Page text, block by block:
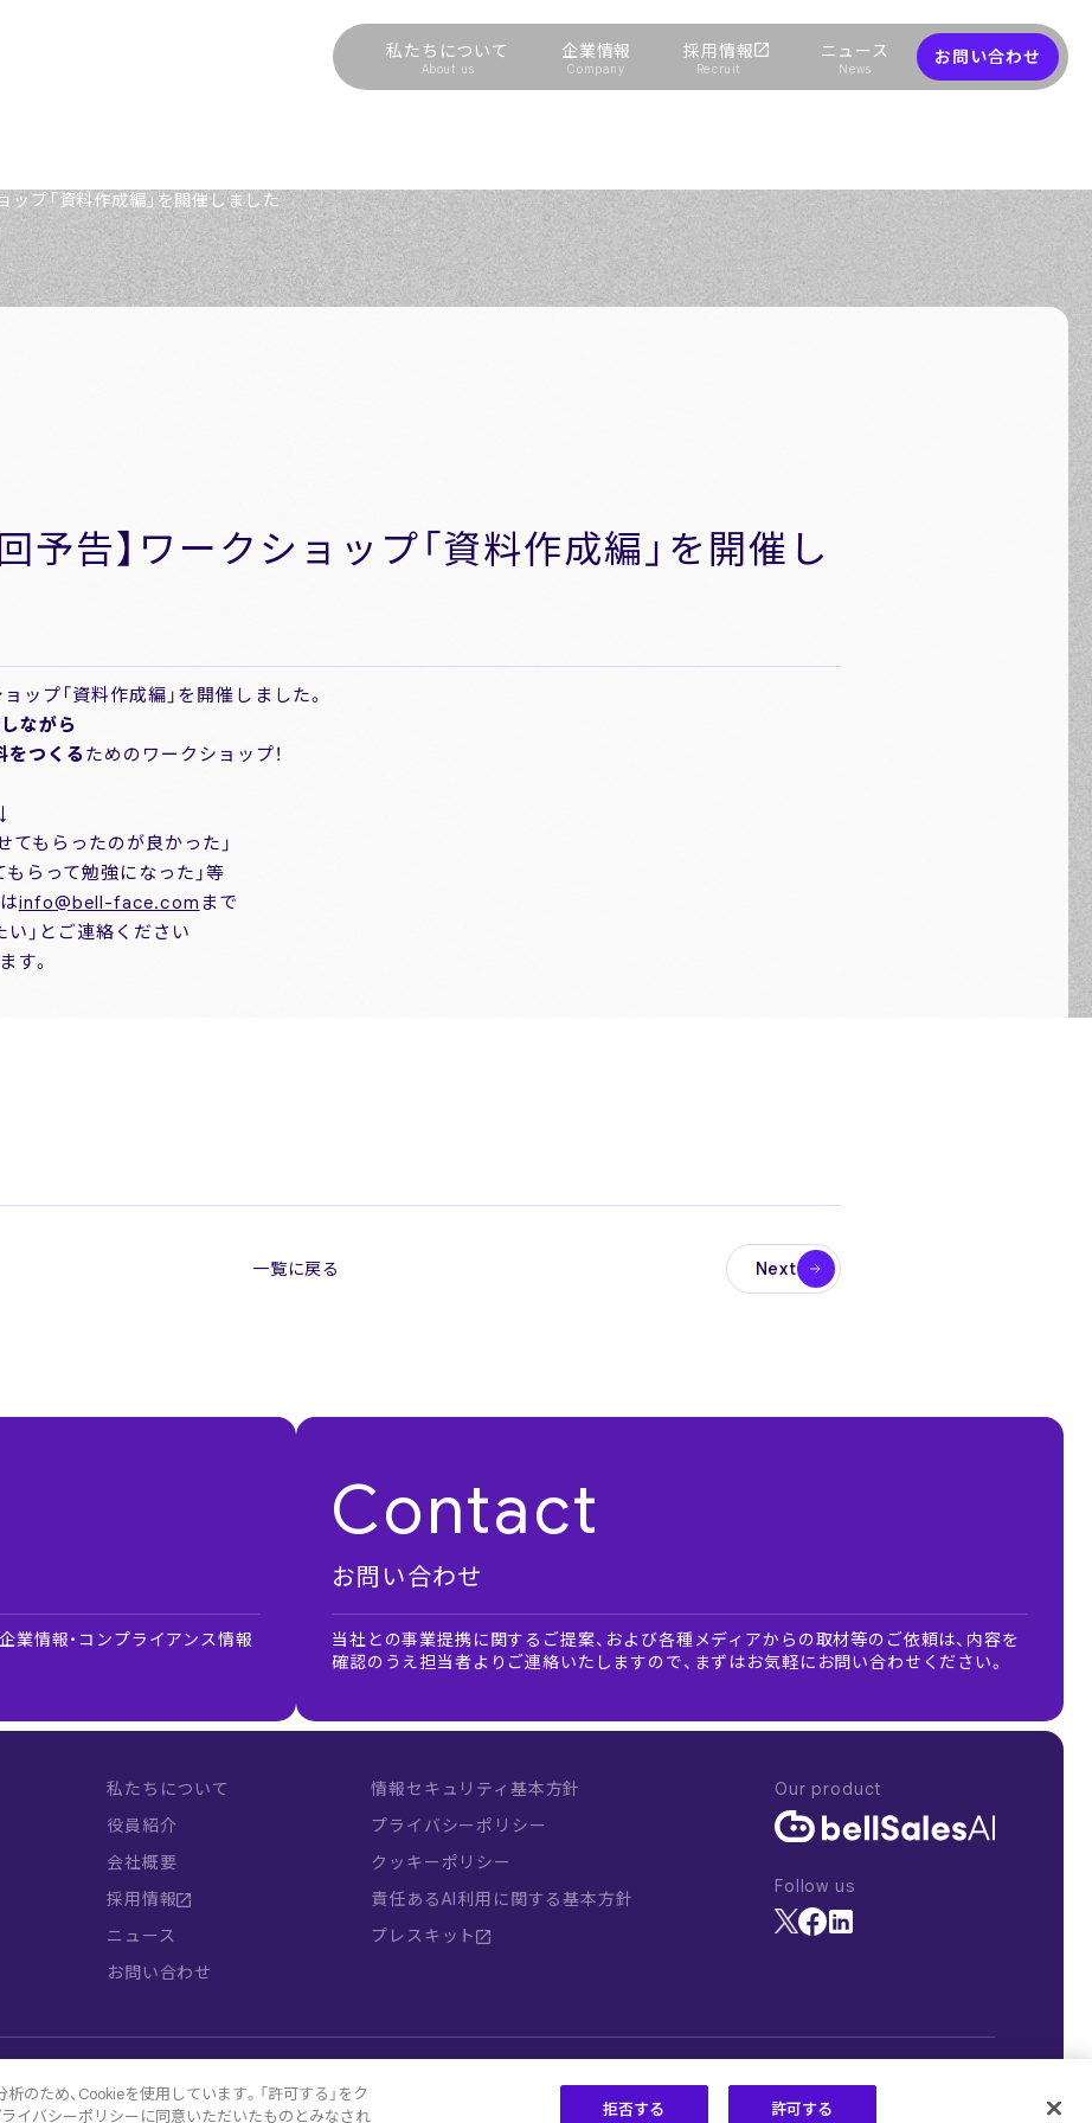
私たちについて
About us
企業情報
Company
採用情報
Recruit
ニュース
News
お問い合わせ
ップ「資料作成編」を開催しました
回予告】ワークショップ「資料作成編」を開催し
プ「資料作成編」を開催しました。
ながら
をつくるためのワークショップ！
てもらったのが良かった」
らって勉強になった」等
info@bell-face.com まで
い」とご連絡ください
す。
一覧に戻る Next
業情報・コンプライアンス情報
Contact
お問い合わせ
当社との事業提携に関するご提案、および各種メディアからの取材等のご依頼は、内容を
確認のうえ担当者よりご連絡いたしますので、まずはお気軽にお問い合わせください。
私たちについて
役員紹介
会社概要
採用情報
ニュース
お問い合わせ
情報セキュリティ基本方針
プライバシーポリシー
クッキーポリシー
責任あるAI利用に関する基本方針
プレスキット
Our product
Follow us
ため、Cookieを使用しています。「許可する」をク
イバシーポリシーに同意いただいたものとみなされ
拒否する 許可する